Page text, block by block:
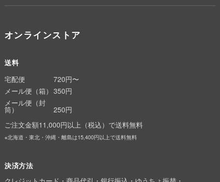
オンラインストア
送料
宅配便
720円〜
メール便（箱） 350円
メール便（封
筒）
250円
ご注文金額11,000円以上（税込）で送料無料
※北海道・東北・沖縄・離島は15,400円以上で送料無料
決済方法